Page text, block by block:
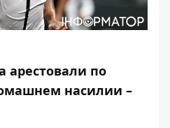
арестовали по
насилии –